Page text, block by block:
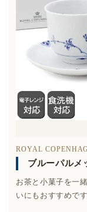
ROYAL
ブルーパルメ
お茶と小菓子を一
いにもおすすめです